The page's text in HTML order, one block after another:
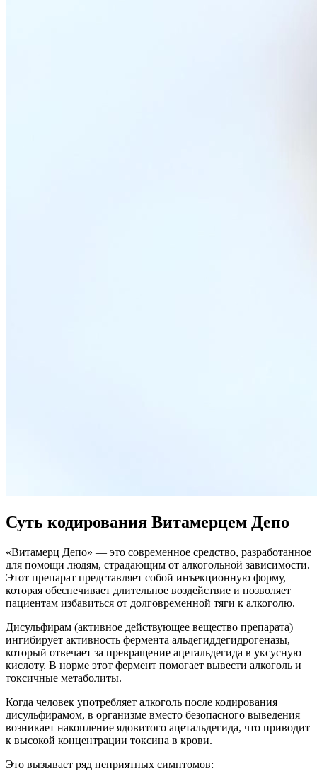
Суть кодирования Витамерцем Депо
«Витамерц Депо» — это современное средство, разработанное
для помощи людям, страдающим от алкогольной зависимости.
Этот препарат представляет собой инъекционную форму,
которая обеспечивает длительное воздействие и позволяет
пациентам избавиться от долговременной тяги к алкоголю.
Дисульфирам (активное действующее вещество препарата)
ингибирует активность фермента альдегиддегидрогеназы,
который отвечает за превращение ацетальдегида в уксусную
кислоту. В норме этот фермент помогает вывести алкоголь и
токсичные метаболиты.
Когда человек употребляет алкоголь после кодирования
дисульфирамом, в организме вместо безопасного выведения
возникает накопление ядовитого ацетальдегида, что приводит
к высокой концентрации токсина в крови.
Это вызывает ряд неприятных симптомов: